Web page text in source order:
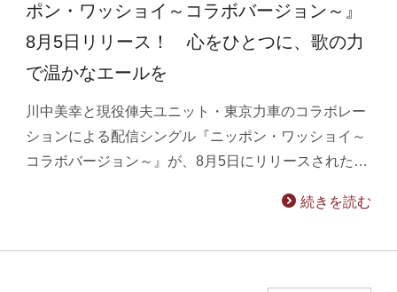
ポン・ワッショイ～コラボバージョン～』
8月5日リリース！ 心をひとつに、歌の力
で温かなエールを
川中美幸と現役俥夫ユニット・東京力車のコラボレー
ションによる配信シングル『ニッポン・ワッショイ～
コラボバージョン～』が、8月5日にリリースされた…
続きを読む